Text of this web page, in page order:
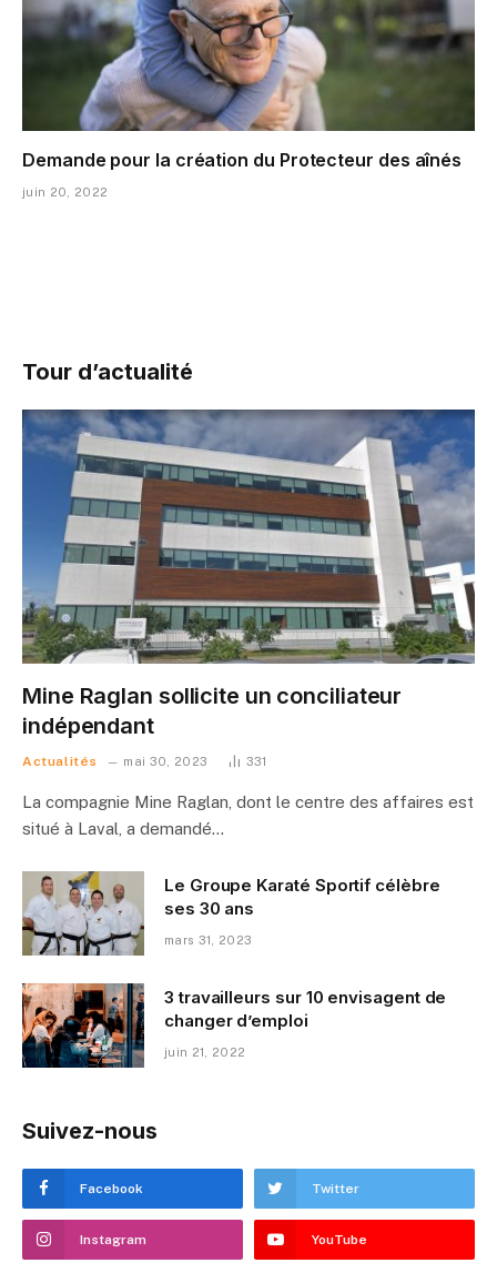
Demande pour la création du Protecteur des aînés
juin 20, 2022
Tour d’actualité
Mine Raglan sollicite un conciliateur
indépendant
Actualités mai 30, 2023 331
La compagnie Mine Raglan, dont le centre des affaires est
situé à Laval, a demandé…
Le Groupe Karaté Sportif célèbre
ses 30 ans
mars 31, 2023
3 travailleurs sur 10 envisagent de
changer d’emploi
juin 21, 2022
Suivez-nous
Facebook Twitter
Instagram YouTube